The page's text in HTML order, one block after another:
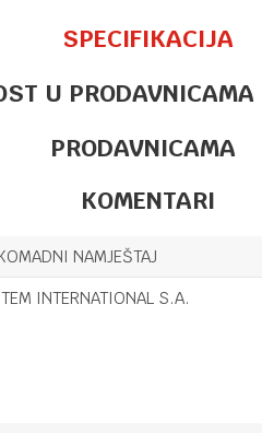
SPECIFIKACIJA
PRODAVNICAMA
KOMENTARI
NAMJEŠTAJ
INTERNATIONAL S.A.